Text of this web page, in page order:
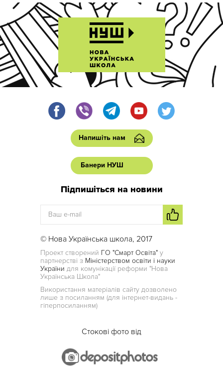
Напишіть нам
Банери НУШ
Підпишіться на новини
© Нова Українська школа, 2017
Проект створений ГО "Смарт Освіта" у
партнерстві з Міністерством освіти і науки
України для комунікації реформи "Нова
Українська Школа"
Використання матеріалів сайту дозволено
лише з посиланням (для інтернет-видань -
гіперпосиланням)
Стокові фото від